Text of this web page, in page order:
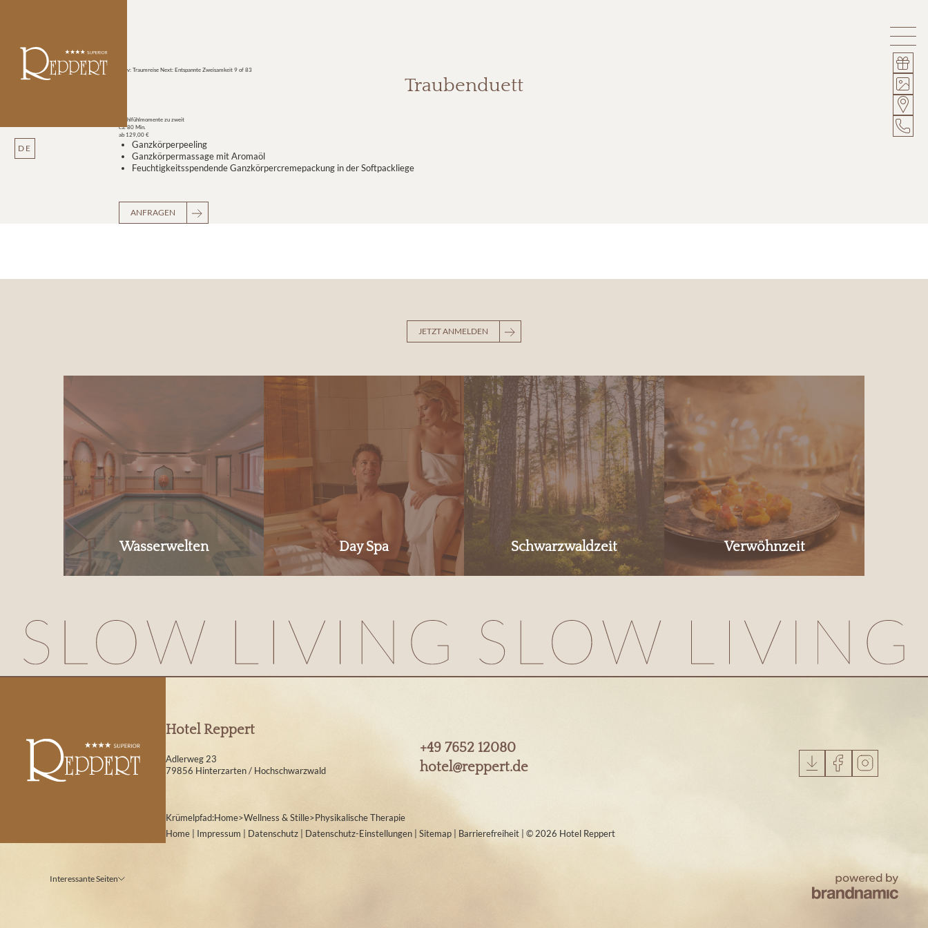
DE
Prev: Traumreise Next: Entspannte Zweisamkeit 9 of 83
Traubenduett
Wohlfühlmomente zu zweit
ca. 80 Min.
ab 129,00 €
Ganzkörperpeeling
Ganzkörpermassage mit Aromaöl
Feuchtigkeitsspendende Ganzkörpercremepackung in der Softpackliege
ANFRAGEN
JETZT ANMELDEN
Wasserwelten Day Spa Schwarzwaldzeit Verwöhnzeit
Hotel Reppert
Adlerweg 23
79856 Hinterzarten / Hochschwarzwald
+49 7652 12080
hotel@reppert.de
Krümelpfad:Home>Wellness & Stille>Physikalische Therapie
Home
Impressum Datenschutz Datenschutz-Einstellungen Sitemap Barrierefreiheit © 2026 Hotel Reppert
Interessante Seiten